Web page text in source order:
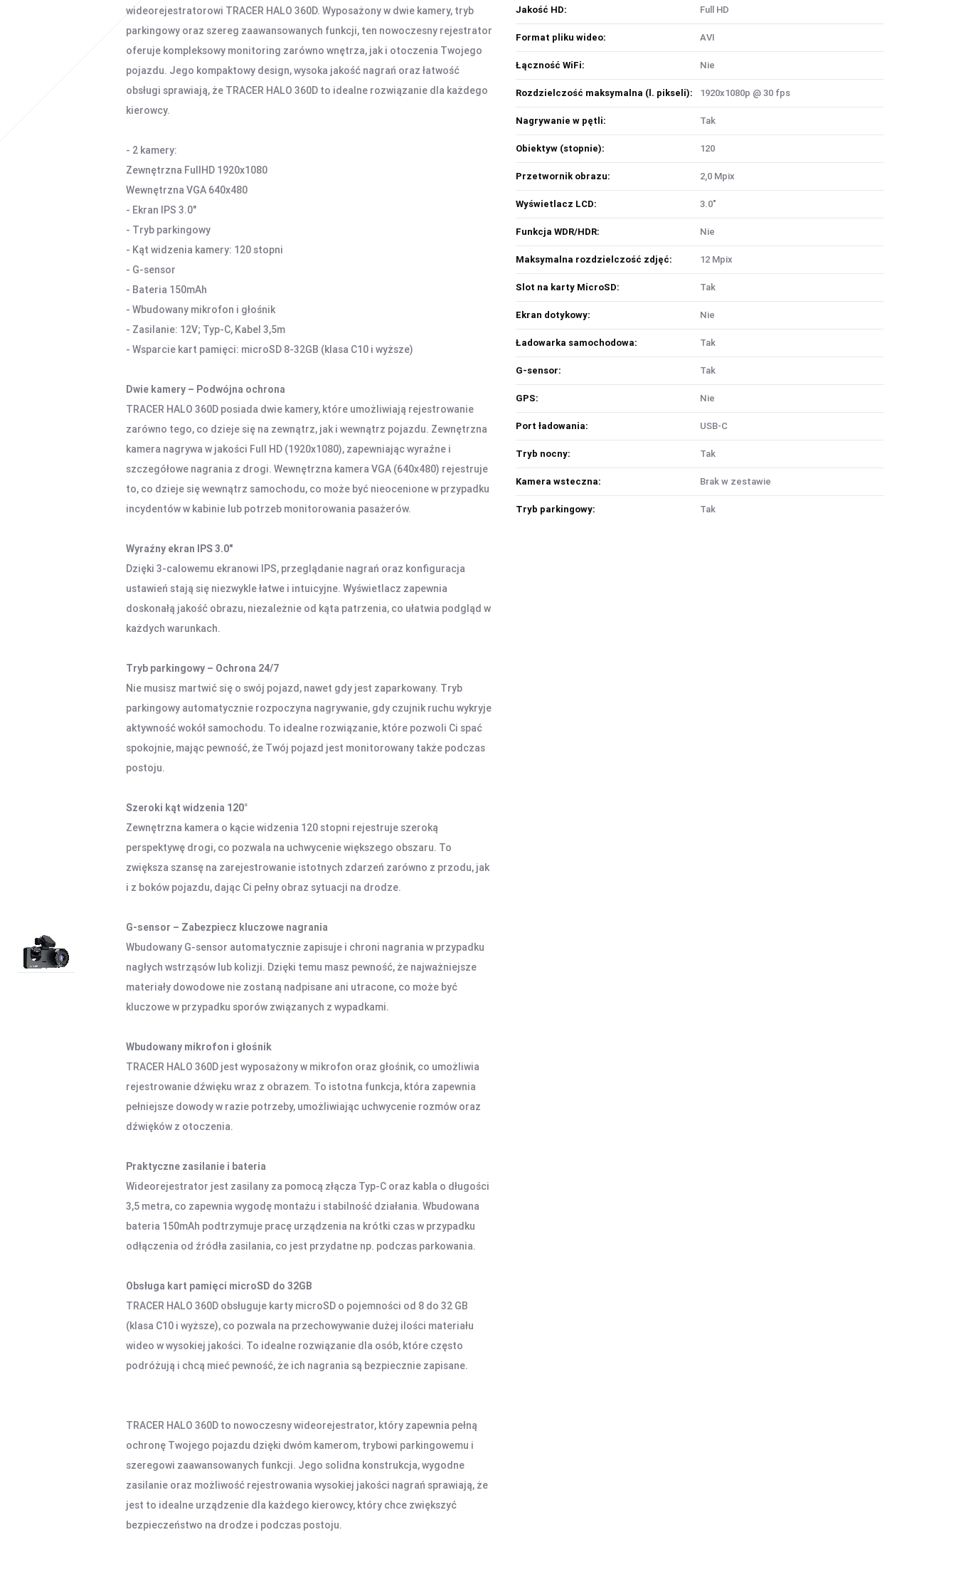
wideorejestratorowi TRACER HALO 360D. Wyposażony w dwie kamery, tryb
parkingowy oraz szereg zaawansowanych funkcji, ten nowoczesny rejestrator
oferuje kompleksowy monitoring zarówno wnętrza, jak i otoczenia Twojego
pojazdu. Jego kompaktowy design, wysoka jakość nagrań oraz łatwość
obsługi sprawiają, że TRACER HALO 360D to idealne rozwiązanie dla każdego
kierowcy.
- 2 kamery:
Zewnętrzna FullHD 1920x1080
Wewnętrzna VGA 640x480
- Ekran IPS 3.0"
- Tryb parkingowy
- Kąt widzenia kamery: 120 stopni
- G-sensor
- Bateria 150mAh
- Wbudowany mikrofon i głośnik
- Zasilanie: 12V; Typ-C, Kabel 3,5m
- Wsparcie kart pamięci: microSD 8-32GB (klasa C10 i wyższe)
Dwie kamery – Podwójna ochrona
TRACER HALO 360D posiada dwie kamery, które umożliwiają rejestrowanie
zarówno tego, co dzieje się na zewnątrz, jak i wewnątrz pojazdu. Zewnętrzna
kamera nagrywa w jakości Full HD (1920x1080), zapewniając wyraźne i
szczegółowe nagrania z drogi. Wewnętrzna kamera VGA (640x480) rejestruje
to, co dzieje się wewnątrz samochodu, co może być nieocenione w przypadku
incydentów w kabinie lub potrzeb monitorowania pasażerów.
Wyraźny ekran IPS 3.0"
Dzięki 3-calowemu ekranowi IPS, przeglądanie nagrań oraz konfiguracja
ustawień stają się niezwykle łatwe i intuicyjne. Wyświetlacz zapewnia
doskonałą jakość obrazu, niezależnie od kąta patrzenia, co ułatwia podgląd w
każdych warunkach.
Tryb parkingowy – Ochrona 24/7
Nie musisz martwić się o swój pojazd, nawet gdy jest zaparkowany. Tryb
parkingowy automatycznie rozpoczyna nagrywanie, gdy czujnik ruchu wykryje
aktywność wokół samochodu. To idealne rozwiązanie, które pozwoli Ci spać
spokojnie, mając pewność, że Twój pojazd jest monitorowany także podczas
postoju.
Szeroki kąt widzenia 120°
Zewnętrzna kamera o kącie widzenia 120 stopni rejestruje szeroką
perspektywę drogi, co pozwala na uchwycenie większego obszaru. To
zwiększa szansę na zarejestrowanie istotnych zdarzeń zarówno z przodu, jak
i z boków pojazdu, dając Ci pełny obraz sytuacji na drodze.
G-sensor – Zabezpiecz kluczowe nagrania
Wbudowany G-sensor automatycznie zapisuje i chroni nagrania w przypadku
nagłych wstrząsów lub kolizji. Dzięki temu masz pewność, że najważniejsze
materiały dowodowe nie zostaną nadpisane ani utracone, co może być
kluczowe w przypadku sporów związanych z wypadkami.
Wbudowany mikrofon i głośnik
TRACER HALO 360D jest wyposażony w mikrofon oraz głośnik, co umożliwia
rejestrowanie dźwięku wraz z obrazem. To istotna funkcja, która zapewnia
pełniejsze dowody w razie potrzeby, umożliwiając uchwycenie rozmów oraz
dźwięków z otoczenia.
Praktyczne zasilanie i bateria
Wideorejestrator jest zasilany za pomocą złącza Typ-C oraz kabla o długości
3,5 metra, co zapewnia wygodę montażu i stabilność działania. Wbudowana
bateria 150mAh podtrzymuje pracę urządzenia na krótki czas w przypadku
odłączenia od źródła zasilania, co jest przydatne np. podczas parkowania.
Obsługa kart pamięci microSD do 32GB
TRACER HALO 360D obsługuje karty microSD o pojemności od 8 do 32 GB
(klasa C10 i wyższe), co pozwala na przechowywanie dużej ilości materiału
wideo w wysokiej jakości. To idealne rozwiązanie dla osób, które często
podróżują i chcą mieć pewność, że ich nagrania są bezpiecznie zapisane.
TRACER HALO 360D to nowoczesny wideorejestrator, który zapewnia pełną
ochronę Twojego pojazdu dzięki dwóm kamerom, trybowi parkingowemu i
szeregowi zaawansowanych funkcji. Jego solidna konstrukcja, wygodne
zasilanie oraz możliwość rejestrowania wysokiej jakości nagrań sprawiają, że
jest to idealne urządzenie dla każdego kierowcy, który chce zwiększyć
bezpieczeństwo na drodze i podczas postoju.
Jakość HD: Full HD
Format pliku wideo: AVI
Łączność WiFi: Nie
Rozdzielczość maksymalna (l. pikseli): 1920x1080p @ 30 fps
Nagrywanie w pętli: Tak
Obiektyw (stopnie): 120
Przetwornik obrazu: 2,0 Mpix
Wyświetlacz LCD: 3.0"
Funkcja WDR/HDR: Nie
Maksymalna rozdzielczość zdjęć: 12 Mpix
Slot na karty MicroSD: Tak
Ekran dotykowy: Nie
Ładowarka samochodowa: Tak
G-sensor: Tak
GPS: Nie
Port ładowania: USB-C
Tryb nocny: Tak
Kamera wsteczna: Brak w zestawie
Tryb parkingowy: Tak